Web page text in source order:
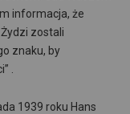
informacja, że
zostali
znaku, by
.
1939 roku Hans